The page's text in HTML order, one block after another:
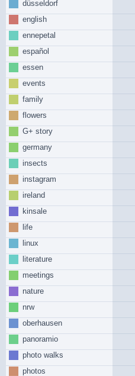
düsseldorf
english
ennepetal
español
essen
events
family
flowers
G+ story
germany
insects
instagram
ireland
kinsale
life
linux
literature
meetings
nature
nrw
oberhausen
panoramio
photo walks
photos